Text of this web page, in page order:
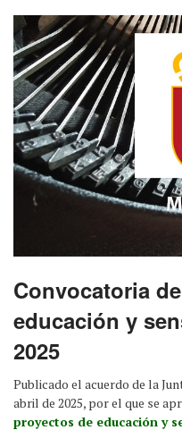
Convocatoria
educación y
2025
Publicado el acuerdo de la
abril de 2025, por el que se
proyectos de educación y